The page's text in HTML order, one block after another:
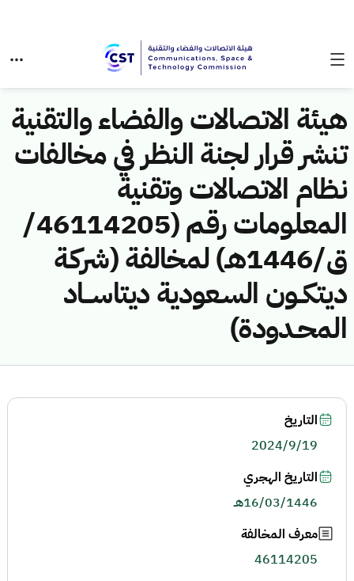
هيئة الاتصالات والفضاء والتقنية
تنشر قرار لجنة النظر في مخالفات
نظام الاتصالات وتقنية
المعلومات رقم (46114205/
ق/1446هـ) لمخالفة (شركـة
ديتكــون السـعودية ديتاســـاد
المحـدودة)
التاريخ
2024/9/19
التاريخ الهجري
16/03/1446هـ
معرف المخالفة
46114205